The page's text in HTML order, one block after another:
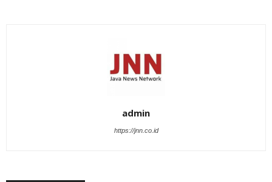
admin
https://jnn.co.id